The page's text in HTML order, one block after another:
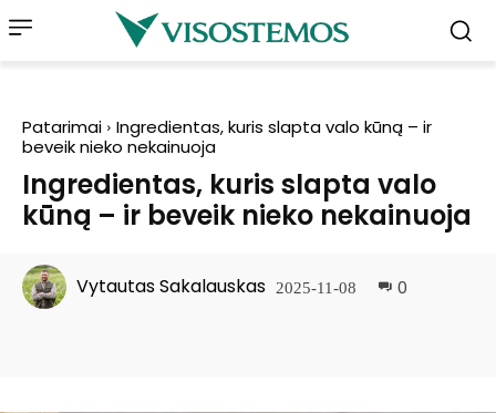
Patarimai
Ingredientas, kuris slapta valo kūną – ir
beveik nieko nekainuoja
Ingredientas, kuris slapta valo
kūną – ir beveik nieko nekainuoja
Vytautas Sakalauskas 2025-11-08 0